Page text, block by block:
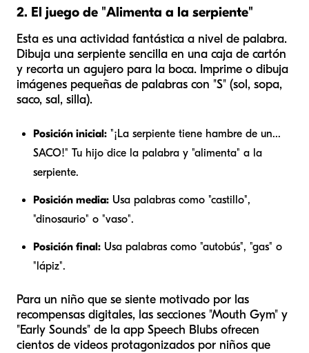
2. El juego de "Alimenta a la serpiente"
Esta es una actividad fantástica a nivel de palabra.
Dibuja una serpiente sencilla en una caja de cartón
y recorta un agujero para la boca. Imprime o dibuja
imágenes pequeñas de palabras con "S" (sol, sopa,
saco, sal, silla).
Posición inicial: "¡La serpiente tiene hambre de un...
SACO!" Tu hijo dice la palabra y "alimenta" a la
serpiente.
Posición media: Usa palabras como "castillo",
"dinosaurio" o "vaso".
Posición final: Usa palabras como "autobús", "gas" o
"lápiz".
Para un niño que se siente motivado por las
recompensas digitales, las secciones "Mouth Gym" y
"Early Sounds" de la app Speech Blubs ofrecen
cientos de videos protagonizados por niños que